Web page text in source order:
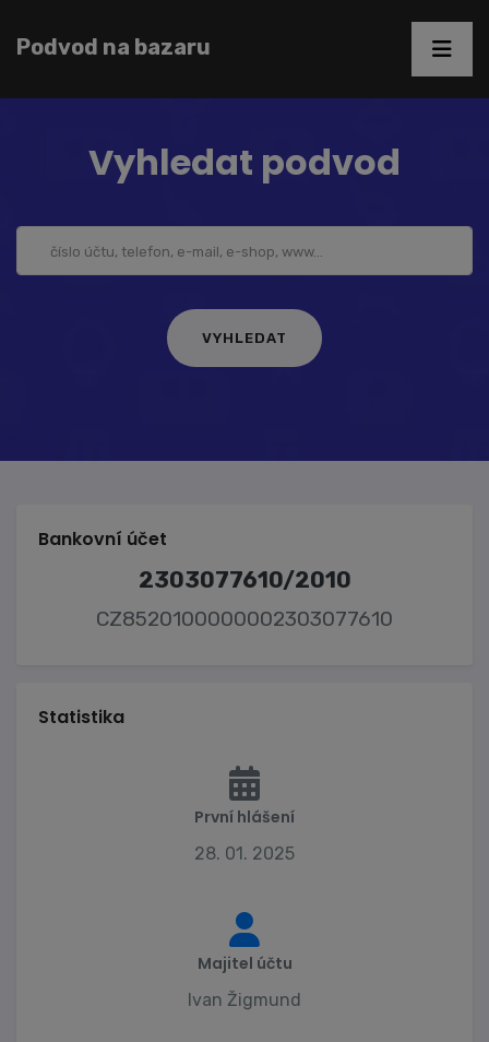
Podvod na bazaru
Vyhledat podvod
Bankovní účet
2303077610/2010
CZ8520100000002303077610
Statistika
První hlášení
28. 01. 2025
Majitel účtu
Ivan Žigmund